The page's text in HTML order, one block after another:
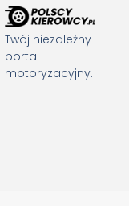
Twój niezależny
portal
motoryzacyjny.